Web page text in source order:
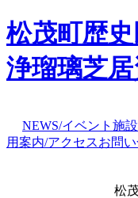
松茂町歴
浄瑠璃芝
NEWS/イベント 施
用案内/アクセスお問
松